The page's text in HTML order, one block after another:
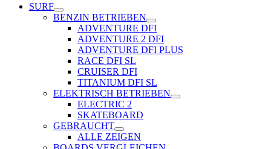
Deutsch
SURF
BENZIN BETRIEBEN
ADVENTURE DFI
ADVENTURE 2 DFI
ADVENTURE DFI PLUS
RACE DFI SL
CRUISER DFI
TITANIUM DFI SL
ELEKTRISCH BETRIEBEN
ELECTRIC 2
SKATEBOARD
GEBRAUCHT
ALLE ZEIGEN